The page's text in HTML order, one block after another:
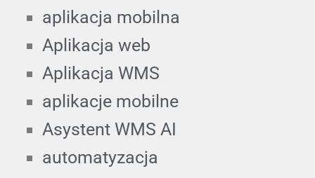
aplikacja mobilna
Aplikacja web
Aplikacja WMS
aplikacje mobilne
Asystent WMS AI
automatyzacja